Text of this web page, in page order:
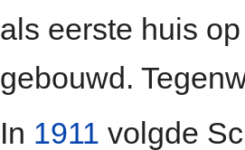
als eerste huis
gebouwd.
In 1911 volgde